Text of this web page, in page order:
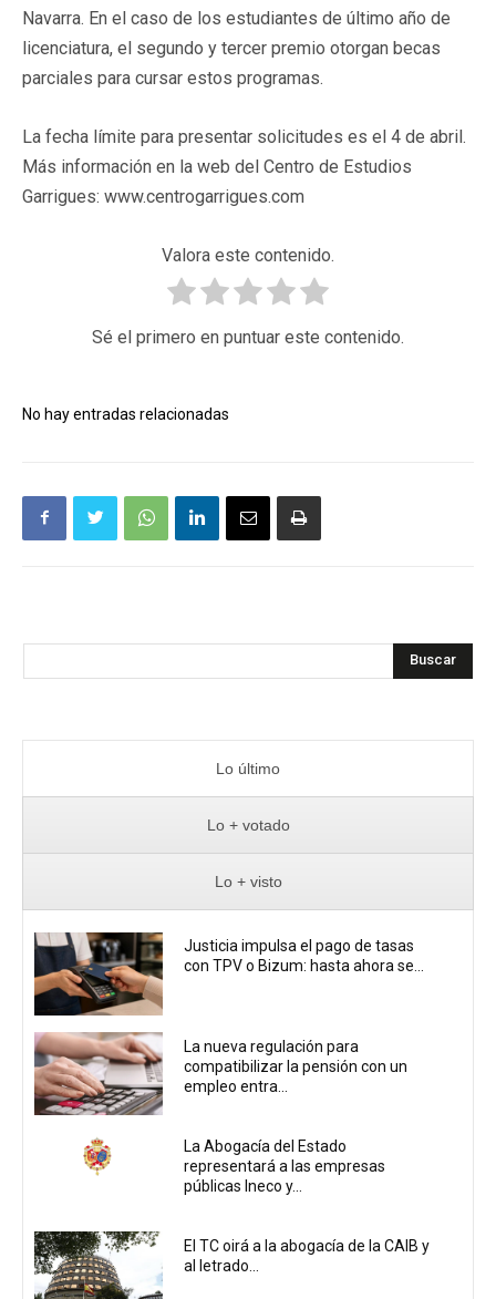
Navarra. En el caso de los estudiantes de último año de
licenciatura, el segundo y tercer premio otorgan becas
parciales para cursar estos programas.
La fecha límite para presentar solicitudes es el 4 de abril.
Más información en la web del Centro de Estudios
Garrigues: www.centrogarrigues.com
Valora este contenido.
Sé el primero en puntuar este contenido.
No hay entradas relacionadas
Buscar
Lo último
Lo + votado
Lo + visto
Justicia impulsa el pago de tasas
con TPV o Bizum: hasta ahora se...
La nueva regulación para
compatibilizar la pensión con un
empleo entra...
La Abogacía del Estado
representará a las empresas
públicas Ineco y...
El TC oirá a la abogacía de la CAIB y
al letrado...